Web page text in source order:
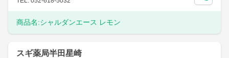
商品名:シャルダンエース レモン
スギ薬局半田星崎